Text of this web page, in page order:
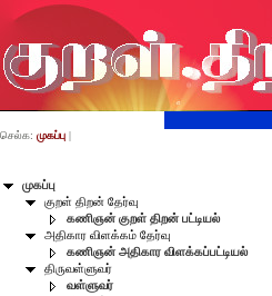
முகப்பு
குறள் திறன் தேர்வு
கணிஞன் குறள் திறன் பட்டியல்
அதிகார விளக்கம் தேர்வு
கணிஞன் அதிகார விளக்கப்பட்டியல்
திருவள்ளுவர்
வள்ளுவர்
செல்க: முகப்பு |